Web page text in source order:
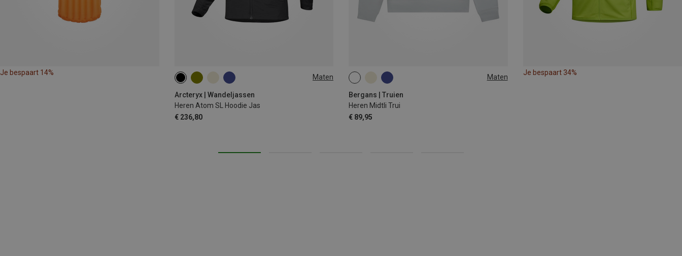
Je bespaart 14%
Maten
Arcteryx | Wandeljassen
Heren Atom SL Hoodie Jas
€ 236,80
S M Maten
Bergans | Truien
Heren Midtli Trui
€ 89,95
S L
Je bespaart 34%